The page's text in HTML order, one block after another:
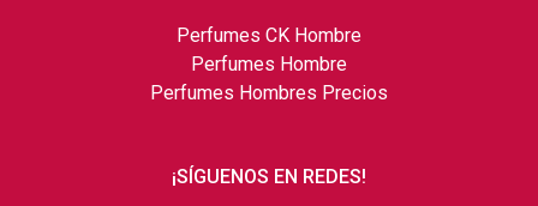
Perfumes CK Hombre
Perfumes Hombre
Perfumes Hombres Precios
¡SÍGUENOS EN REDES!